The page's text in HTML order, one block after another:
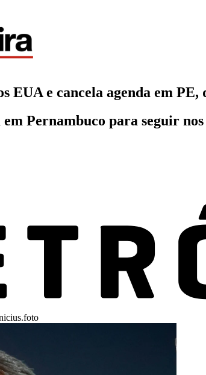
EUA e cancela agenda em PE,
Pernambuco para seguir